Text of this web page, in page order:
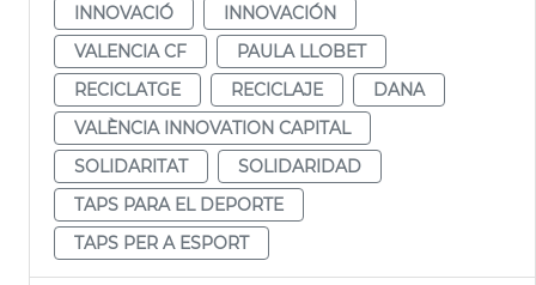
INNOVACIÓ
INNOVACIÓN
VALENCIA CF
PAULA LLOBET
RECICLATGE
RECICLAJE
DANA
VALÈNCIA INNOVATION CAPITAL
SOLIDARITAT
SOLIDARIDAD
TAPS PARA EL DEPORTE
TAPS PER A ESPORT